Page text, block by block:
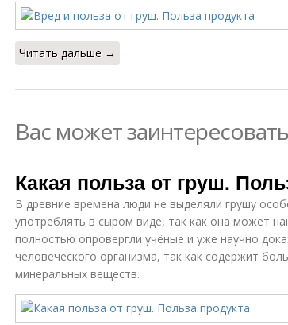
Читать дальше →
Вас может заинтересовать
Какая польза от груш.
В древние времена люди не выделяли грушу
употреблять в сыром виде, так как она может
полностью опровергли учёные и уже научно
человеческого организма, так как содержит
минеральных веществ.